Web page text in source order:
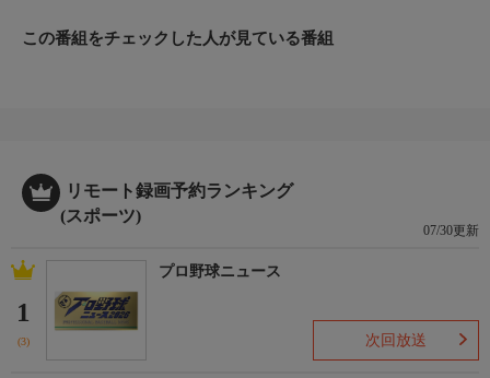
この番組をチェックした人が見ている番組
リモート録画予約ランキング
(スポーツ)
07/30更新
1
(3)
プロ野球ニュース
次回放送